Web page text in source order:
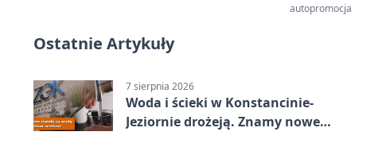
autopromocja
Ostatnie Artykuły
7 sierpnia 2026
Woda i ścieki w Konstancinie-
Jeziornie drożeją. Znamy nowe